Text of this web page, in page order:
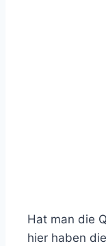
Hat man die
hier haben